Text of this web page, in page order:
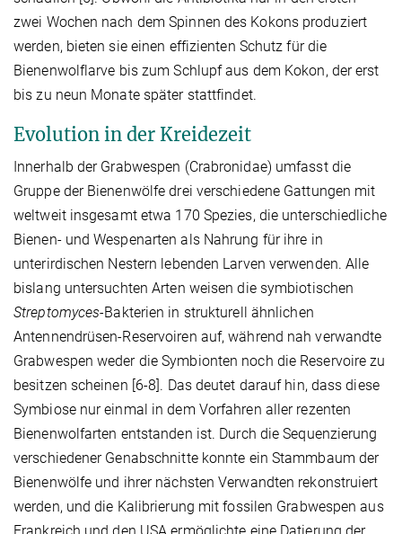
zwei Wochen nach dem Spinnen des Kokons produziert
werden, bieten sie einen effizienten Schutz für die
Bienenwolflarve bis zum Schlupf aus dem Kokon, der erst
bis zu neun Monate später stattfindet.
Evolution in der Kreidezeit
Innerhalb der Grabwespen (Crabronidae) umfasst die
Gruppe der Bienenwölfe drei verschiedene Gattungen mit
weltweit insgesamt etwa 170 Spezies, die unterschiedliche
Bienen- und Wespenarten als Nahrung für ihre in
unterirdischen Nestern lebenden Larven verwenden. Alle
bislang untersuchten Arten weisen die symbiotischen
Streptomyces-Bakterien in strukturell ähnlichen
Antennendrüsen-Reservoiren auf, während nah verwandte
Grabwespen weder die Symbionten noch die Reservoire zu
besitzen scheinen [6-8]. Das deutet darauf hin, dass diese
Symbiose nur einmal in dem Vorfahren aller rezenten
Bienenwolfarten entstanden ist. Durch die Sequenzierung
verschiedener Genabschnitte konnte ein Stammbaum der
Bienenwölfe und ihrer nächsten Verwandten rekonstruiert
werden, und die Kalibrierung mit fossilen Grabwespen aus